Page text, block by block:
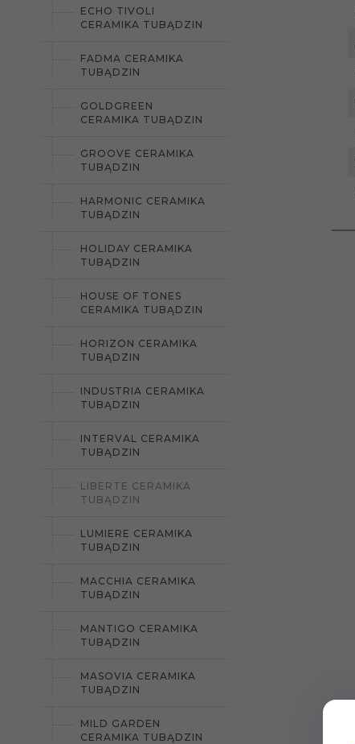
ECHO TIVOLI
CERAMIKA TUBĄDZIN
FADMA CERAMIKA
TUBĄDZIN
GOLDGREEN
CERAMIKA TUBĄDZIN
GROOVE CERAMIKA
TUBĄDZIN
HARMONIC CERAMIKA
TUBĄDZIN
HOLIDAY CERAMIKA
TUBĄDZIN
HOUSE OF TONES
CERAMIKA TUBĄDZIN
HORIZON CERAMIKA
TUBĄDZIN
INDUSTRIA CERAMIKA
TUBĄDZIN
INTERVAL CERAMIKA
TUBĄDZIN
LIBERTE CERAMIKA
TUBĄDZIN
LUMIERE CERAMIKA
TUBĄDZIN
MACCHIA CERAMIKA
TUBĄDZIN
MANTIGO CERAMIKA
TUBĄDZIN
MASOVIA CERAMIKA
TUBĄDZIN
MILD GARDEN
CERAMIKA TUBĄDZIN